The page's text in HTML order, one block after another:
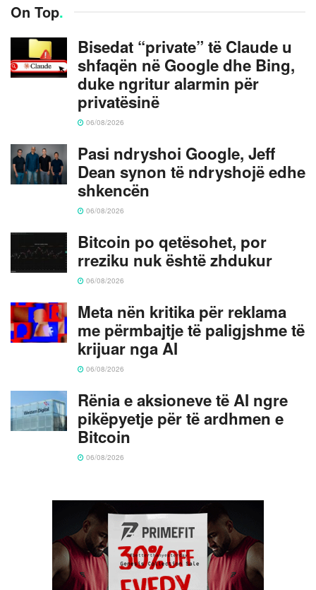
On Top.
Bisedat “private” të Claude u
shfaqën në Google dhe Bing,
duke ngritur alarmin për
privatësinë
06/08/2026
Pasi ndryshoi Google, Jeff
Dean synon të ndryshojë edhe
shkencën
06/08/2026
Bitcoin po qetësohet, por
rreziku nuk është zhdukur
06/08/2026
Meta nën kritika për reklama
me përmbajtje të paligjshme të
krijuar nga AI
06/08/2026
Rënia e aksioneve të AI ngre
pikëpyetje për të ardhmen e
Bitcoin
06/08/2026